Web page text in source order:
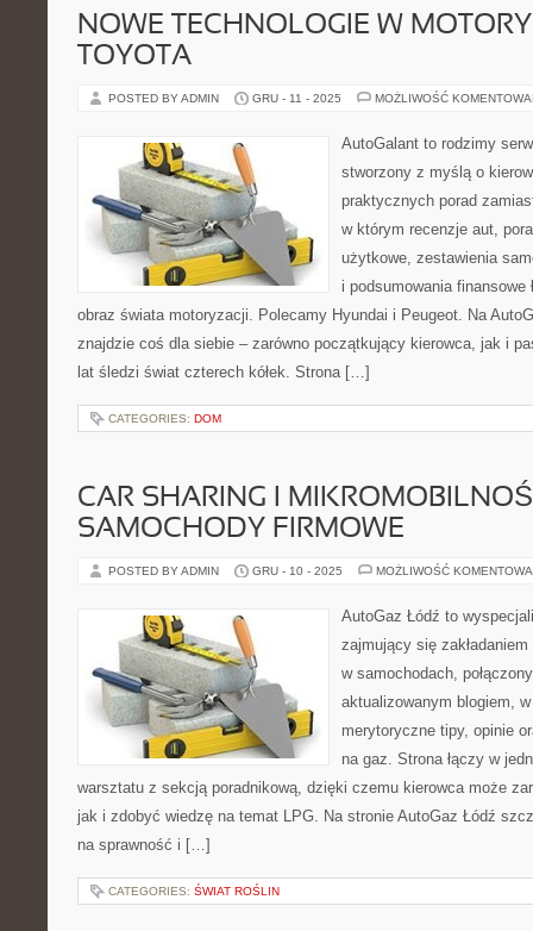
NOWE TECHNOLOGIE W
TOYOTA
POSTED BY ADMIN GRU - 11 - 2025 MOŻLIWOŚĆ
AutoGalant to rodzimy
stworzony z myślą o
praktycznych porad
w którym recenzje aut,
użytkowe, zestawienia
i podsumowania
obraz świata motoryzacji. Polecamy Hyundai i Peugeot. Na
znajdzie coś dla siebie – zarówno początkujący kierowca, jak i
lat śledzi świat czterech kółek. Strona […]
CATEGORIES: DOM
CAR SHARING I
SAMOCHODY FIRMOWE
POSTED BY ADMIN GRU - 10 - 2025 MOŻLIWOŚĆ
AutoGaz Łódź to
zajmujący się
w samochodach,
aktualizowanym blogiem,
merytoryczne tipy, opinie
na gaz. Strona łączy w
warsztatu z sekcją poradnikową, dzięki czemu kierowca może
jak i zdobyć wiedzę na temat LPG. Na stronie AutoGaz Łódź
na sprawność i […]
CATEGORIES: ŚWIAT ROŚLIN